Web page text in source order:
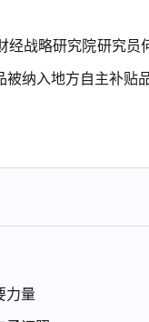
略研究院研究员
纳入地方自主补
力量